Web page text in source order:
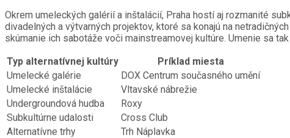
Okrem umeleckých galérií a inštalácií, Praha hostí aj rozmanité
divadelných a výtvarných projektov, ktoré sa konajú na
skúmanie ich sabotáže voči mainstreamovej kultúre. Umenie sa
Typ alternatívnej kultúry
Príklad miesta
Umelecké galérie
DOX Centrum současného umění
Umelecké inštalácie
Vltavské nábrežie
Undergroundová hudba
Roxy
Subkultúrne udalosti
Cross Club
Alternatívne trhy
Trh Náplavka